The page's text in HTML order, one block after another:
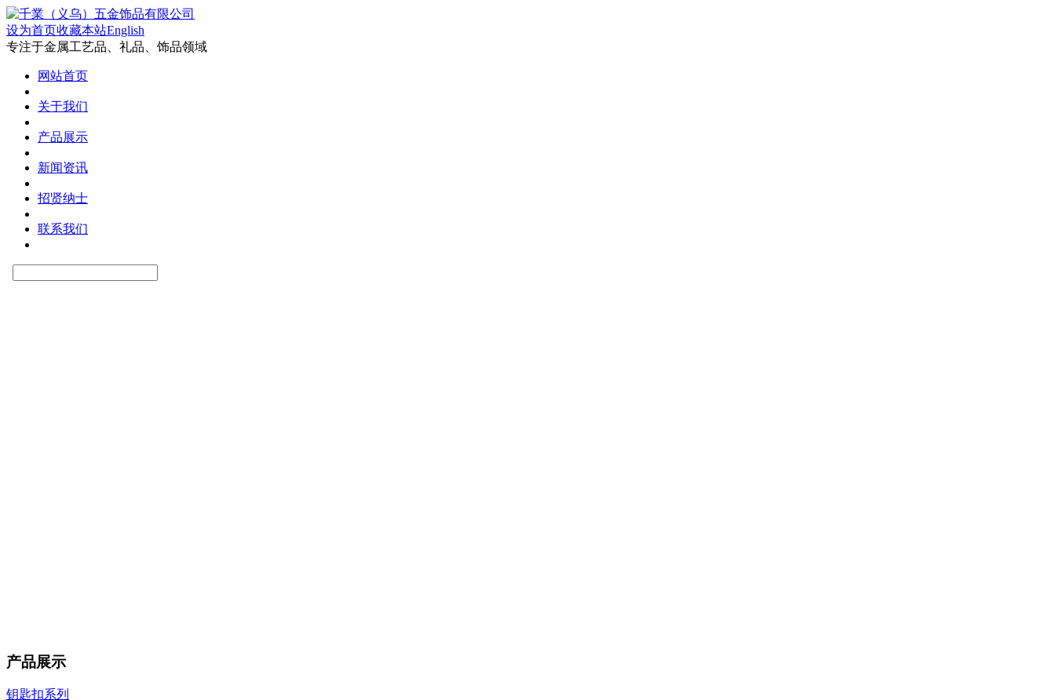
设为首页收藏本站English
专注于金属工艺品、礼品、饰品领域
网站首页
关于我们
产品展示
新闻资讯
招贤纳士
联系我们
产品展示
钥匙扣系列